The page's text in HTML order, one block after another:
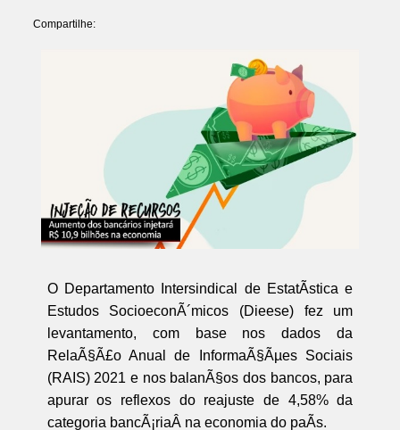
Compartilhe:
O Departamento Intersindical de EstatÃ­stica e
Estudos SocioeconÃ´micos (Dieese) fez um
levantamento, com base nos dados da
RelaÃ§Ã£o Anual de InformaÃ§Ãµes Sociais
(RAIS) 2021 e nos balanÃ§os dos bancos, para
apurar os reflexos do reajuste de 4,58% da
categoria bancÃ¡riaÂ na economia do paÃ­s.